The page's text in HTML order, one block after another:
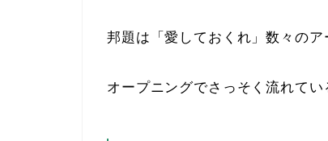
邦題は「愛しておくれ」数々のア
オープニングでさっそく流れてい